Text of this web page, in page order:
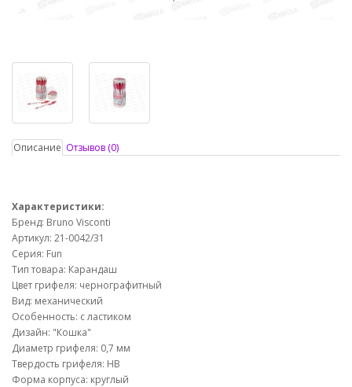
Описание Отзывов (0)
Характеристики:
Бренд: Bruno Visconti
Артикул: 21-0042/31
Серия: Fun
Тип товара: Карандаш
Цвет грифеля: чернографитный
Вид: механический
Особенность: с ластиком
Дизайн: "Кошка"
Диаметр грифеля: 0,7 мм
Твердость грифеля: НВ
Форма корпуса: круглый